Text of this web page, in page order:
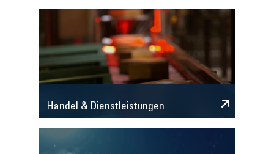
Handel & Dienstleistungen